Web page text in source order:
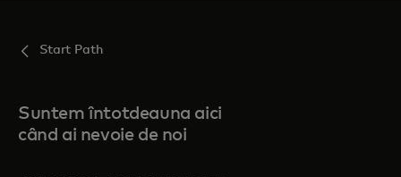
Start Path
Suntem întotdeauna aici
când ai nevoie de noi